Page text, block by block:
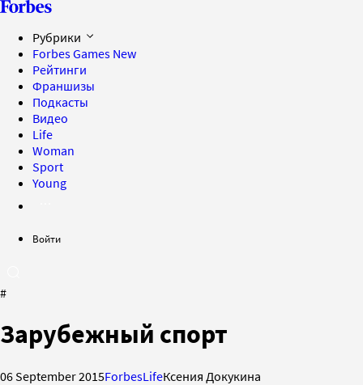
Рубрики
Forbes Games New
Рейтинги
Франшизы
Подкасты
Видео
Life
Woman
Sport
Young
Войти
#
Зарубежный спорт
06 September 2015ForbesLifeКсения Докукина